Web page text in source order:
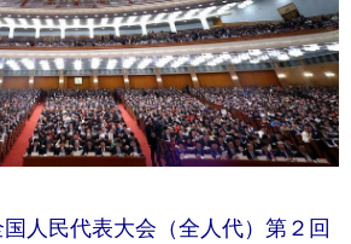
人民代表大会（全人代）第２回